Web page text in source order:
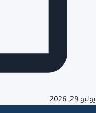
يوليو 29, 2026